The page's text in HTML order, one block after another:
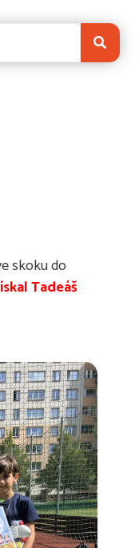
skoku do
Tadeáš